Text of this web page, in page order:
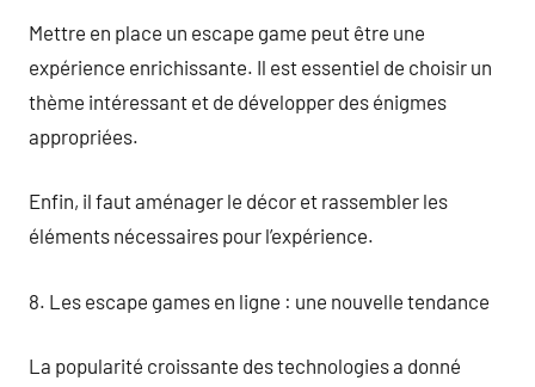
Mettre en place un escape game peut être une
expérience enrichissante. Il est essentiel de choisir un
thème intéressant et de développer des énigmes
appropriées.
Enfin, il faut aménager le décor et rassembler les
éléments nécessaires pour l’expérience.
8. Les escape games en ligne : une nouvelle tendance
La popularité croissante des technologies a donné